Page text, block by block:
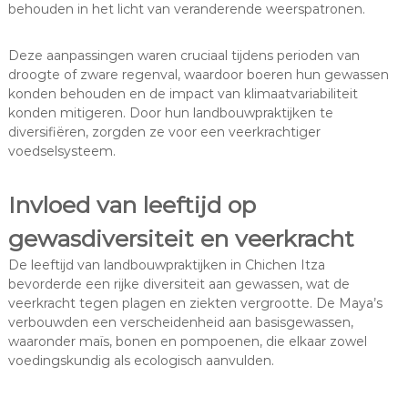
behouden in het licht van veranderende weerspatronen.
Deze aanpassingen waren cruciaal tijdens perioden van
droogte of zware regenval, waardoor boeren hun gewassen
konden behouden en de impact van klimaatvariabiliteit
konden mitigeren. Door hun landbouwpraktijken te
diversifiëren, zorgden ze voor een veerkrachtiger
voedselsysteem.
Invloed van leeftijd op
gewasdiversiteit en veerkracht
De leeftijd van landbouwpraktijken in Chichen Itza
bevorderde een rijke diversiteit aan gewassen, wat de
veerkracht tegen plagen en ziekten vergrootte. De Maya’s
verbouwden een verscheidenheid aan basisgewassen,
waaronder maïs, bonen en pompoenen, die elkaar zowel
voedingskundig als ecologisch aanvulden.